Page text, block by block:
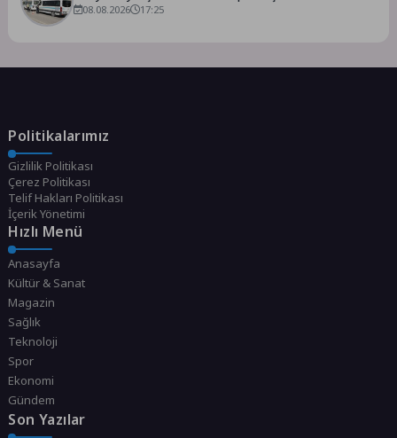
Sürdürüyor
08.08.2026 17:25
Politikalarımız
Gizlilik Politikası
Çerez Politikası
Telif Hakları Politikası
İçerik Yönetimi
Hızlı Menü
Anasayfa
Kültür & Sanat
Magazin
Sağlık
Teknoloji
Spor
Ekonomi
Gündem
Son Yazılar